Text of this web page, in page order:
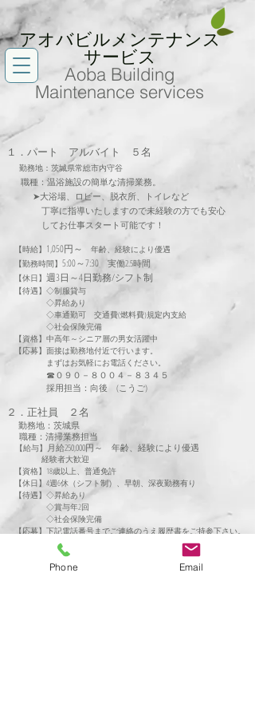
アオバビルメンテナンス
サービス
Aoba Building
Maintenance services
１．パート アルバイト ５名
勤務地：茨城県常総市内守谷
職種：温浴施設の簡単な清掃業務。
➤大浴場、ロビー、脱衣所、トイレなど
丁寧に指導いたしますので未経験の方でも安心
してお仕事スタート可能です！
【時給】 1,050円～
年齢、経験により優遇
【勤務時間】 5:00～7:30 実働2.5時間
【休日】 週3日～4日勤務/シフト制
​ 【待遇】◇制服貸与
◇昇給あり
◇車通勤可 交通費(燃料費)規定内支給
◇社会保険完備
【資格】中高年～シニア層の男女活躍中
【応募】面接は勤務地付近で行います。
まずはお気軽にお電話ください。
☎ ０９０－８００４－８ ３４５
採用担当 ：向後 (こうご)
２． 正社員 ２名
勤務地：茨城県
職種：清掃業務担当
【給与】 月給250,000円～ 年齢、経験により優遇
経験者大歓迎
【資格】18歳以上、普通免許
【休日】4週6休（シフト制）、早朝、深夜勤務有り
​ 【待遇】◇昇給あり
◇賞与年2回
◇社会保険完備
【応募】下記電話番号までご連絡のうえ履歴書をご持参下さい。
０９０－５０１９－１２１６
担当
Phone
Email